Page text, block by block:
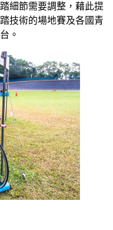
細節需要調整，藉此提
技術的場地賽及各國青
。